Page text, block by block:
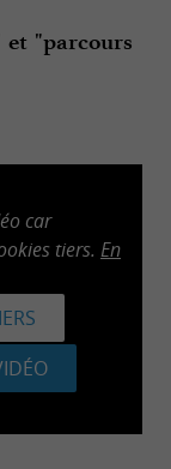
et "parcours
car
tiers. En